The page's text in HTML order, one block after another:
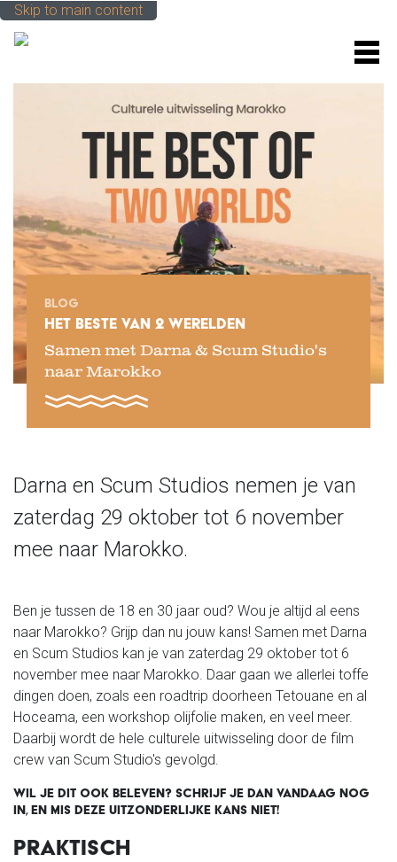
Skip to main content
BLOG
HET BESTE VAN 2 WERELDEN
Samen met Darna & Scum Studio's
naar Marokko
Darna en Scum Studios nemen je van
zaterdag 29 oktober tot 6 november
mee naar Marokko.
Ben je tussen de 18 en 30 jaar oud? Wou je altijd al eens
naar Marokko? Grijp dan nu jouw kans! Samen met Darna
en Scum Studios kan je van zaterdag 29 oktober tot 6
november mee naar Marokko. Daar gaan we allerlei toffe
dingen doen, zoals een roadtrip doorheen Tetouane en al
Hoceama, een workshop olijfolie maken, en veel meer.
Daarbij wordt de hele culturele uitwisseling door de film
crew van Scum Studio's gevolgd.
WIL JE DIT OOK BELEVEN? SCHRIJF JE DAN VANDAAG NOG
IN, EN MIS DEZE UITZONDERLIJKE KANS NIET!
PRAKTISCH